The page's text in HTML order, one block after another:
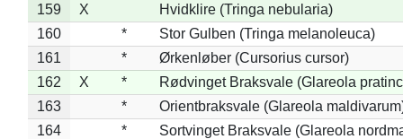
159 X
Hvidklire (Tringa nebularia)
160
*
Stor Gulben (Tringa melanoleuca)
161
*
Ørkenløber (Cursorius cursor)
162
X *
Rødvinget Braksvale (Glareola
163
*
Orientbraksvale (Glareola
164
*
Sortvinget Braksvale (Glareola